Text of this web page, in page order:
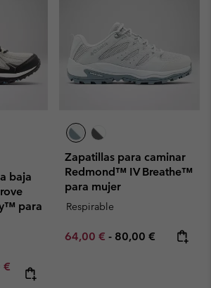
baja
para
sale price:
€ Regular price:
Zapatillas para caminar
Redmond™ IV Breathe™
para mujer
Respirable
Minimum sale price:
64,00 € - Maximum price:
80,00 €